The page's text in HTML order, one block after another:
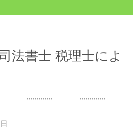
法書士 税理士によ